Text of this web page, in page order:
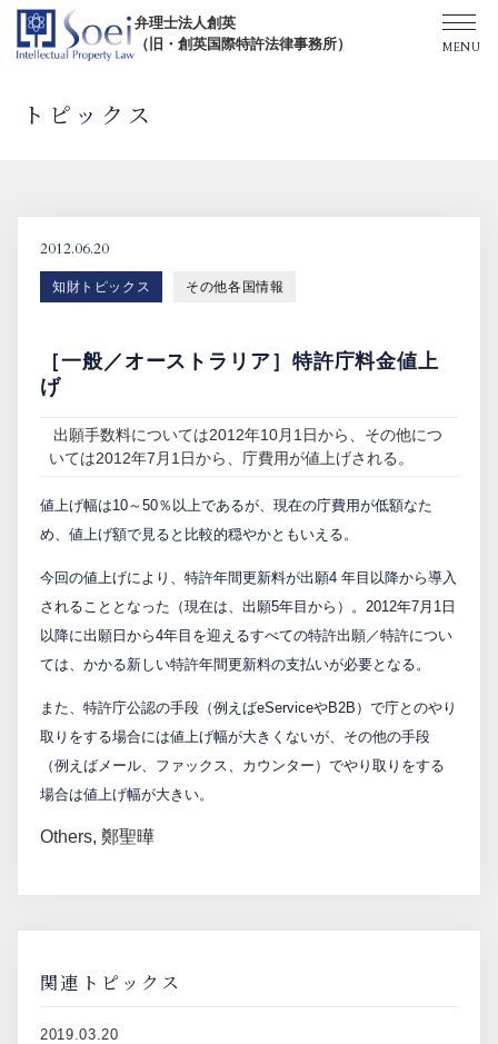
弁理士法人創英
（旧・創英国際特許法律事務所）
弁理士紹介
TOPICS/出版物/セミナー
SHIP（米国直接出願）
PCTnavi
Blog
採用サイト
お問い合わせ
トピックス
2012.06.20
知財トピックス その他各国情報
［一般／オーストラリア］特許庁料金値上
げ
出願手数料については2012年10月1日から、その他につ
いては2012年7月1日から、庁費用が値上げされる。
値上げ幅は10～50％以上であるが、現在の庁費用が低額なた
め、値上げ額で見ると比較的穏やかともいえる。
今回の値上げにより、特許年間更新料が出願4 年目以降から導入
されることとなった（現在は、出願5年目から）。2012年7月1日
以降に出願日から4年目を迎えるすべての特許出願／特許につい
ては、かかる新しい特許年間更新料の支払いが必要となる。
また、特許庁公認の手段（例えばeServiceやB2B）で庁とのやり
取りをする場合には値上げ幅が大きくないが、その他の手段
（例えばメール、ファックス、カウンター）でやり取りをする
場合は値上げ幅が大きい。
Others, 鄭聖曄
関連トピックス
2019.03.20